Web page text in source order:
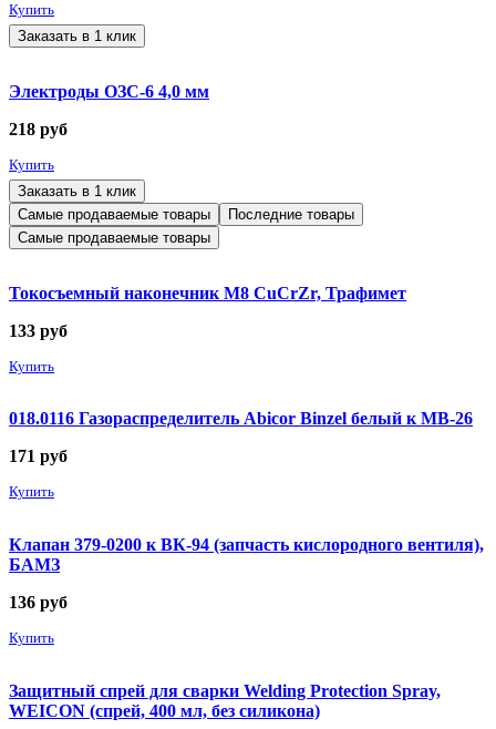
Купить
Заказать в 1 клик
Электроды ОЗС-6 4,0 мм
218 руб
Купить
Заказать в 1 клик
Самые продаваемые товары
Последние товары
Самые продаваемые товары
Токосъемный наконечник М8 CuCrZr, Трафимет
133 руб
Купить
018.0116 Газораспределитель Abicor Binzel белый к MB-26
171 руб
Купить
Клапан 379-0200 к ВК-94 (запчасть кислородного вентиля),
БАМЗ
136 руб
Купить
Защитный спрей для сварки Welding Protection Spray,
WEICON (спрей, 400 мл, без силикона)